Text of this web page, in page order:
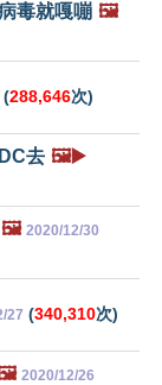
毒就嘎嘣 🖼️
(288,646次)
去 🖼️▶️
🖼️ 2020/12/30
27 (340,310次)
2020/12/26